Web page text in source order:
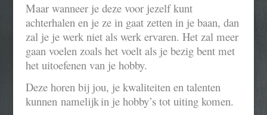
Maar wanneer je deze voor jezelf kunt
achterhalen en je ze in gaat zetten in je baan, dan
zal je je werk niet als werk ervaren. Het zal meer
gaan voelen zoals het voelt als je bezig bent met
het uitoefenen van je hobby.
Deze horen bij jou, je kwaliteiten en talenten
kunnen namelijkin je hobby’s tot uiting komen.